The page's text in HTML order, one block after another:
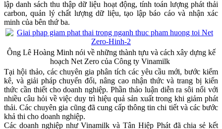
lập danh sách thu thập dữ liệu hoạt động, tính toán lượng phát thải
carbon, quản lý chất lượng dữ liệu, tạo lập báo cáo và nhận xác
minh của bên thứ ba.
Ông Lê Hoàng Minh nói về những thành tựu và cách xây dựng kế
hoạch Net Zero của Công ty Vinamilk
Tại hội thảo, các chuyên gia phân tích các yêu cầu mới, bước kiểm
kê, và giải pháp chuyển đổi, nâng cao nhận thức và trang bị kiến
thức cần thiết cho doanh nghiệp. Phần thảo luận diễn ra sôi nổi với
nhiều câu hỏi về việc duy trì hiệu quả sản xuất trong khi giảm phát
thải. Các chuyên gia cũng đã cung cấp thông tin chi tiết và các bước
khả thi cho doanh nghiệp.
Các doanh nghiệp như Vinamilk và Tân Hiệp Phát đã chia sẻ kết